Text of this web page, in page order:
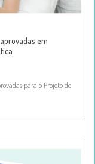
em
para o Projeto de